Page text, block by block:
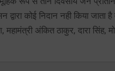
द्वारा कोई निदान नही किया
महामंत्री अंकित ठाकुर, दारा